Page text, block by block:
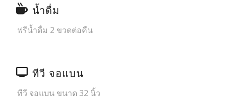
น้ำดื่ม
ฟรีน้ำดื่ม 2 ขวดต่อคืน
ทีวี จอแบน
ทีวี จอแบน ขนาด 32 นิ้ว